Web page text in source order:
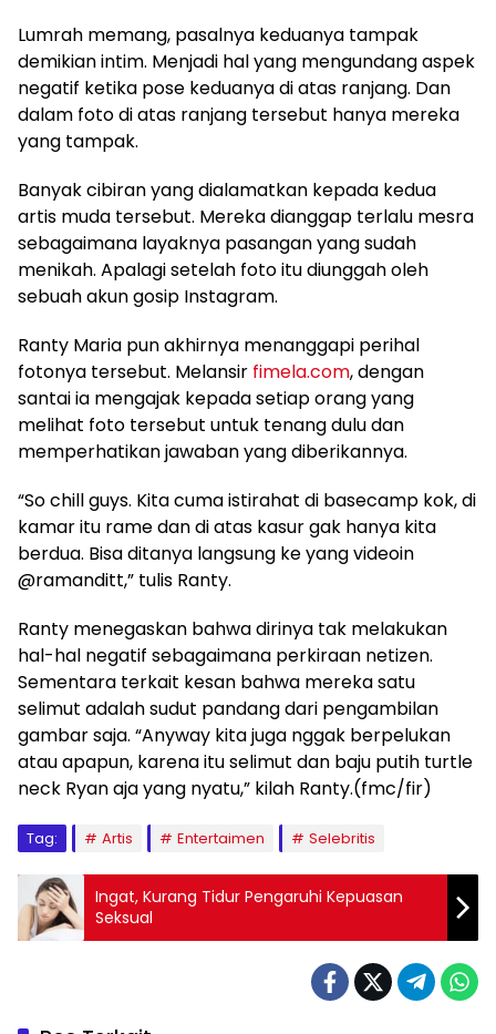
Lumrah memang, pasalnya keduanya tampak
demikian intim. Menjadi hal yang mengundang aspek
negatif ketika pose keduanya di atas ranjang. Dan
dalam foto di atas ranjang tersebut hanya mereka
yang tampak.
Banyak cibiran yang dialamatkan kepada kedua
artis muda tersebut. Mereka dianggap terlalu mesra
sebagaimana layaknya pasangan yang sudah
menikah. Apalagi setelah foto itu diunggah oleh
sebuah akun gosip Instagram.
Ranty Maria pun akhirnya menanggapi perihal
fotonya tersebut. Melansir fimela.com, dengan
santai ia mengajak kepada setiap orang yang
melihat foto tersebut untuk tenang dulu dan
memperhatikan jawaban yang diberikannya.
“So chill guys. Kita cuma istirahat di basecamp kok, di
kamar itu rame dan di atas kasur gak hanya kita
berdua. Bisa ditanya langsung ke yang videoin
@ramanditt,” tulis Ranty.
Ranty menegaskan bahwa dirinya tak melakukan
hal-hal negatif sebagaimana perkiraan netizen.
Sementara terkait kesan bahwa mereka satu
selimut adalah sudut pandang dari pengambilan
gambar saja. “Anyway kita juga nggak berpelukan
atau apapun, karena itu selimut dan baju putih turtle
neck Ryan aja yang nyatu,” kilah Ranty.(fmc/fir)
Tag: Artis Entertaimen Selebritis
Ingat, Kurang Tidur Pengaruhi Kepuasan
Seksual